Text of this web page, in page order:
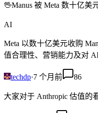
🖖Manus 被 Meta 数十亿美元
AI
Meta 以数十亿美元收购
值合理性、营销能力及对
techdp·7 个月前 86
大家对于 Anthropic 估值的